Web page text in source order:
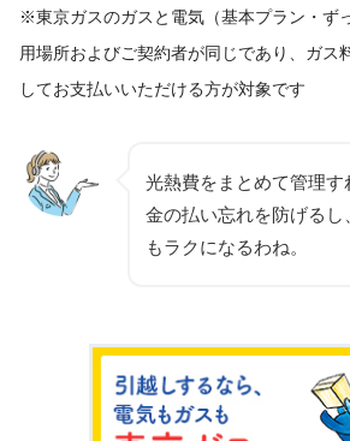
※東京ガスのガスと電気（基本プラン・ず
用場所およびご契約者が同じであり、ガス
してお支払いいただける方が対象です
光熱費をまとめて管理
金の払い忘れを防げるし
もラクになるわね。